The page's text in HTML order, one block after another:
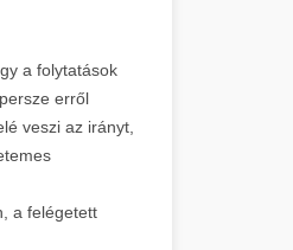
a folytatások
erről
veszi az irányt,
a felégetett